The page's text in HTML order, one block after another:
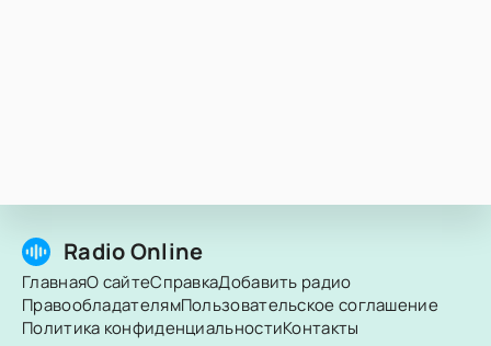
Radio Online
ГлавнаяО сайтеСправкаДобавить радио
ПравообладателямПользовательское соглашение
Политика конфиденциальностиКонтакты